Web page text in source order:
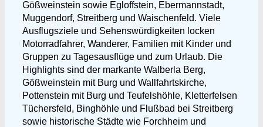
Gößweinstein sowie Egloffstein, Ebermannstadt,
Muggendorf, Streitberg und Waischenfeld. Viele
Ausflugsziele und Sehenswürdigkeiten locken
Motorradfahrer, Wanderer, Familien mit Kinder und
Gruppen zu Tagesausflüge und zum Urlaub. Die
Highlights sind der markante Walberla Berg,
Gößweinstein mit Burg und Wallfahrtskirche,
Pottenstein mit Burg und Teufelshöhle, Kletterfelsen
Tüchersfeld, Binghöhle und Flußbad bei Streitberg
sowie historische Städte wie Forchheim und